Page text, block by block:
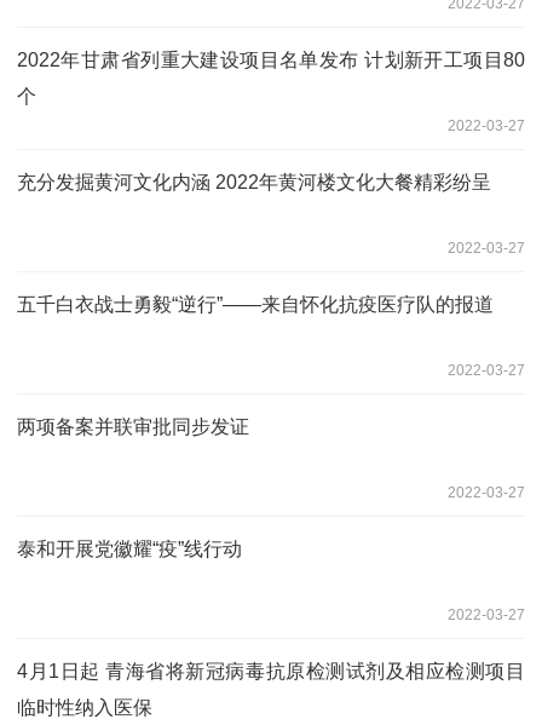
2022年甘肃省列重大建设项目名单发布 计划新开工项目80
个
2022-03-27
充分发掘黄河文化内涵 2022年黄河楼文化大餐精彩纷呈
2022-03-27
五千白衣战士勇毅“逆行”——来自怀化抗疫医疗队的报道
2022-03-27
两项备案并联审批同步发证
2022-03-27
泰和开展党徽耀“疫”线行动
2022-03-27
4月1日起 青海省将新冠病毒抗原检测试剂及相应检测项目
临时性纳入医保